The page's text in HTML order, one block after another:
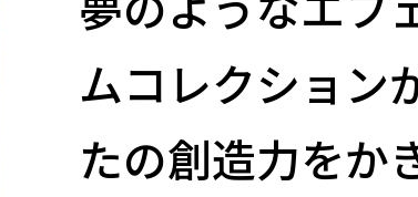
ムコレクション
たの創造力をか